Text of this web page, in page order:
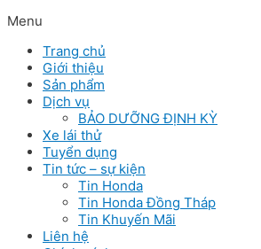
Menu
Trang chủ
Giới thiệu
Sản phẩm
Dịch vụ
BẢO DƯỠNG ĐỊNH KỲ
Xe lái thử
Tuyển dụng
Tin tức – sự kiện
Tin Honda
Tin Honda Đồng Tháp
Tin Khuyến Mãi
Liên hệ